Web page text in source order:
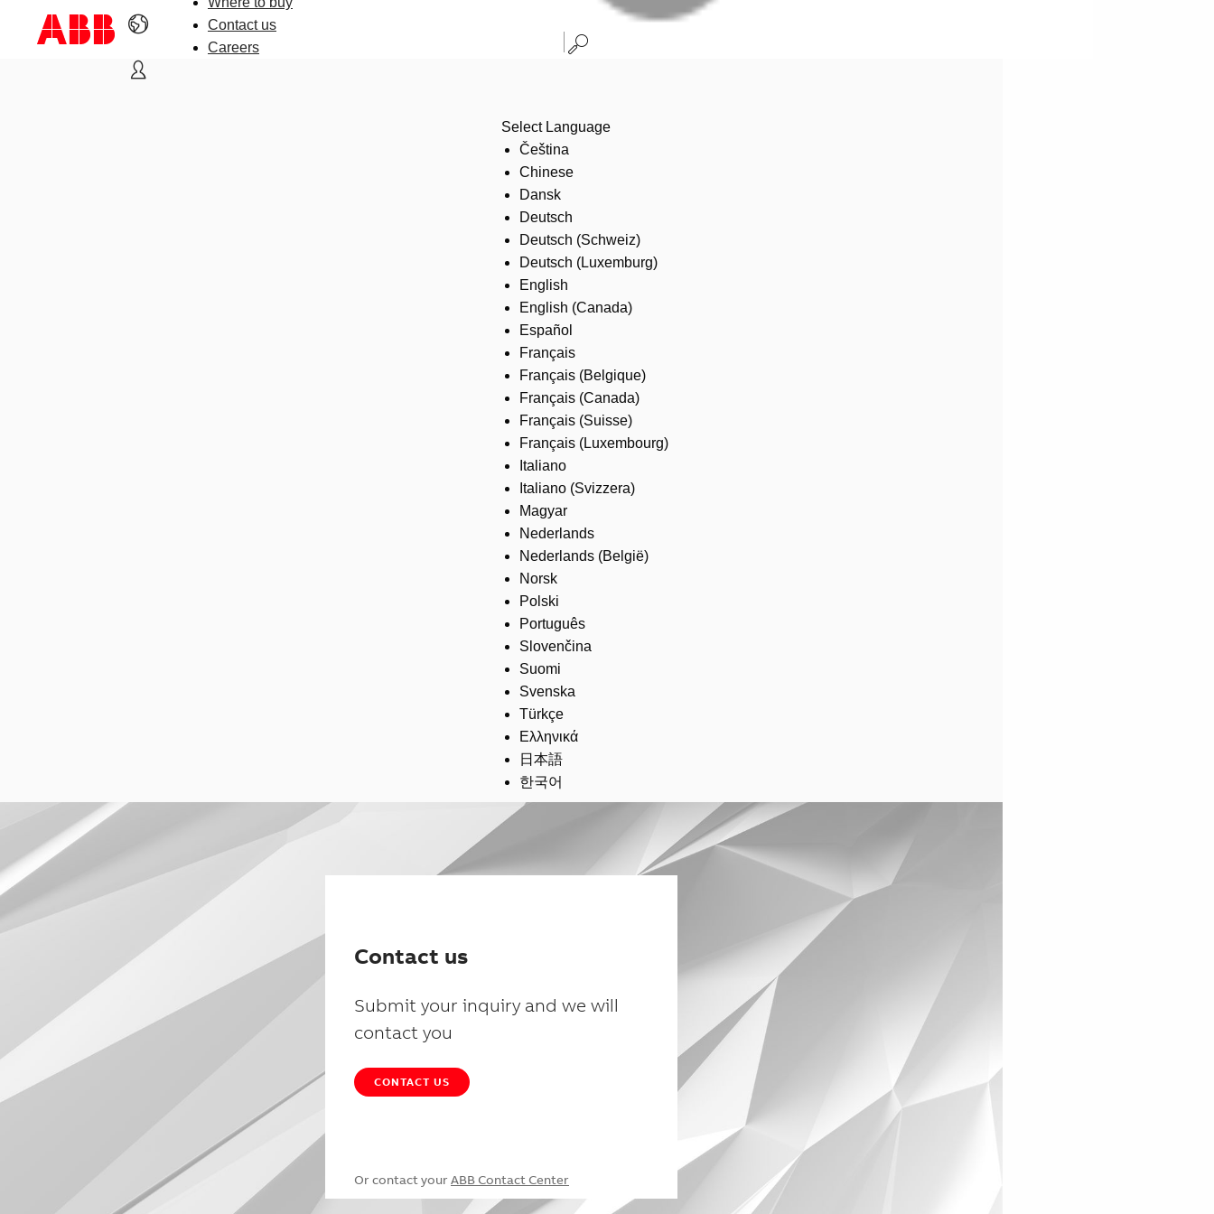
Contact us
Careers
Select Language
Čeština
Chinese
Dansk
Deutsch
Deutsch (Schweiz)
Deutsch (Luxemburg)
English
English (Canada)
Español
Français
Français (Belgique)
Français (Canada)
Français (Suisse)
Français (Luxembourg)
Italiano
Italiano (Svizzera)
Magyar
Nederlands
Nederlands (België)
Norsk
Polski
Português
Slovenčina
Suomi
Svenska
Türkçe
Ελληνικά
日本語
한국어
Contact us
Submit your inquiry and we will
contact you
CONTACT US
Or contact your ABB Contact Center